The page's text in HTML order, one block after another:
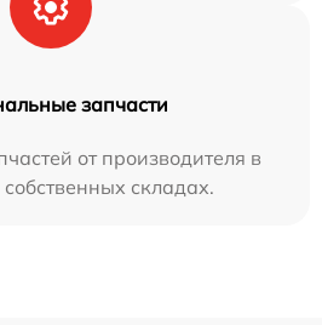
запчасти
от производителя в
складах.